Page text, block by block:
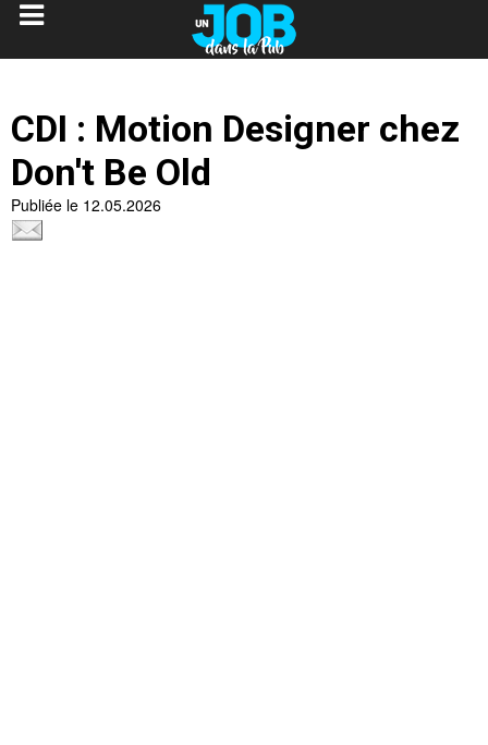
CDI : Motion Designer chez
Don't Be Old
Publiée le 12.05.2026